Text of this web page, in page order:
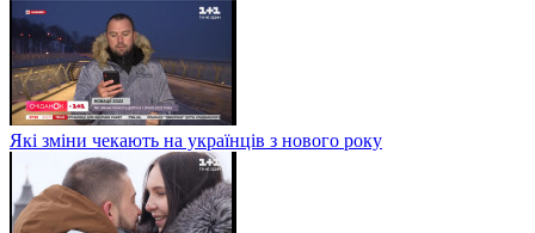
Які зміни чекають на українців з нового року